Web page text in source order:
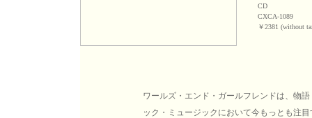
CD
CXCA-1089
￥2381 (without
ワールズ・エンド・ガールフレンドは、物
ック・ミュージックにおいて今もっとも注